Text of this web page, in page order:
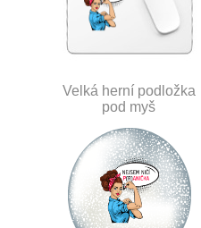
Velká herní podložka
pod myš